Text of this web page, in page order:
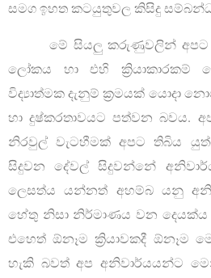
සමග ඉහත කටයුතුවල කිසිදු
මේ සියලු කරුණුවලින් අපට
ලෝකය හා එහි ක්‍රියාකාරකම්
විද්‍යාත්මක දැනුම් ක්‍රමයක් යොදා
හා දුෂ්කරතාවයට පත්වන බවය.
නිරවුල් වැටහීමක් අපට තිබිය
සිදුවන දේවල් සිදුවන්නේ
ලෙසත්ය යන්නත් අහම්බ යනු
හේතු නිසා නිර්මාණය වන
එහෙත් ඕනෑම ක්‍රියාවකදී ඕනෑම
හැකි බවත් අප අනිවාර්යයන්ට